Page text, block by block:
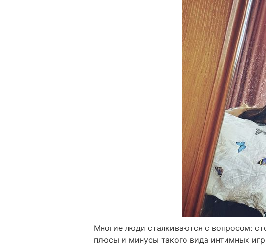
Многие люди сталкиваются с вопросом:
плюсы и минусы такого вида интимных